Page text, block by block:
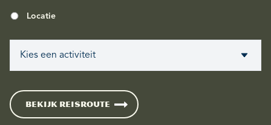
Locatie
BEKIJK REISROUTE